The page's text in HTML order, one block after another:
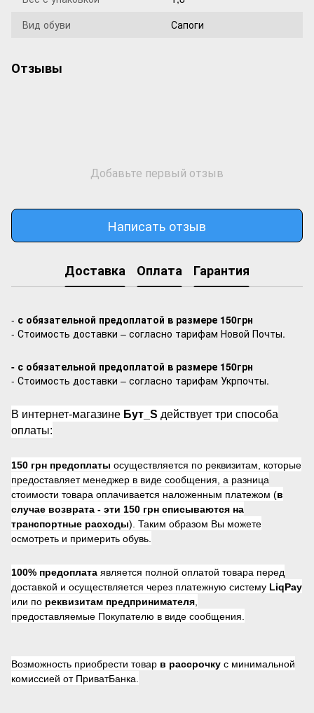
Вид обуви
Сапоги
Отзывы
Добавьте первый отзыв
Написать отзыв
Доставка Оплата Гарантия
- с обязательной предоплатой в размере 150грн
- Стоимость доставки – согласно тарифам Новой Почты.
- с обязательной предоплатой в размере 150грн
- Стоимость доставки – согласно тарифам Укрпочты.
В интернет-магазине Бут_S действует три способа
оплаты:
150 грн предоплаты осуществляется по реквизитам, которые
предоставляет менеджер в виде сообщения, а разница
стоимости товара оплачивается наложенным платежом (в
случае возврата - эти 150 грн списываются на
транспортные расходы). Таким образом Вы можете
осмотреть и примерить обувь.
100% предоплата является полной оплатой товара перед
доставкой и осуществляется через платежную систему LiqPay
или по реквизитам предпринимателя
предоставляемые Покупателю в виде сообщения.
Возможность приобрести товар в рассрочку с минимальной
комиссией от ПриватБанка.